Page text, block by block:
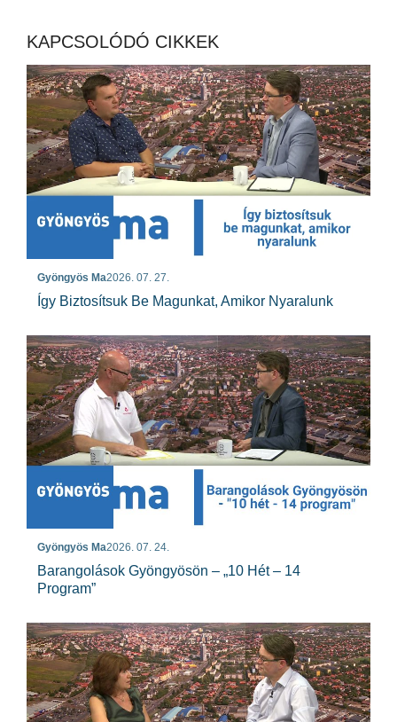
KAPCSOLÓDÓ CIKKEK
Gyöngyös Ma2026. 07. 27.
Így Biztosítsuk Be Magunkat, Amikor Nyaralunk
Gyöngyös Ma2026. 07. 24.
Barangolások Gyöngyösön – „10 Hét – 14
Program”